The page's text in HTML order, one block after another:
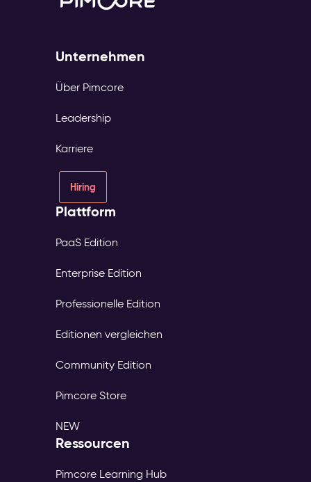
Unternehmen
Über Pimcore
Leadership
Karriere
Hiring
Plattform
PaaS Edition
Enterprise Edition
Professionelle Edition
Editionen vergleichen
Community Edition
Pimcore Store
NEW
Ressourcen
Pimcore Learning Hub